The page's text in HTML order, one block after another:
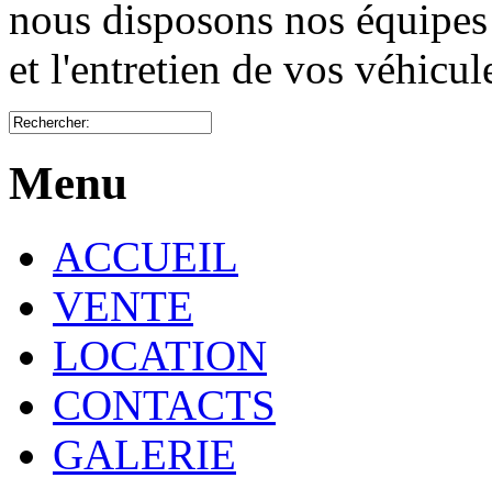
nous disposons nos
et l'entretien de vos
Menu
ACCUEIL
VENTE
LOCATION
CONTACTS
GALERIE